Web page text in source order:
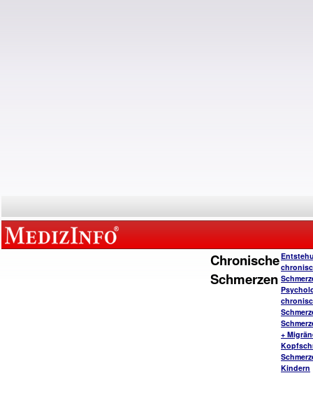
Chronische
Schmerzen
+
Kindern